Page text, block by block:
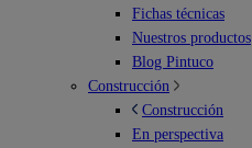
Fichas técnicas
Nuestros productos
Blog Pintuco
Construcción
Construcción
En perspectiva